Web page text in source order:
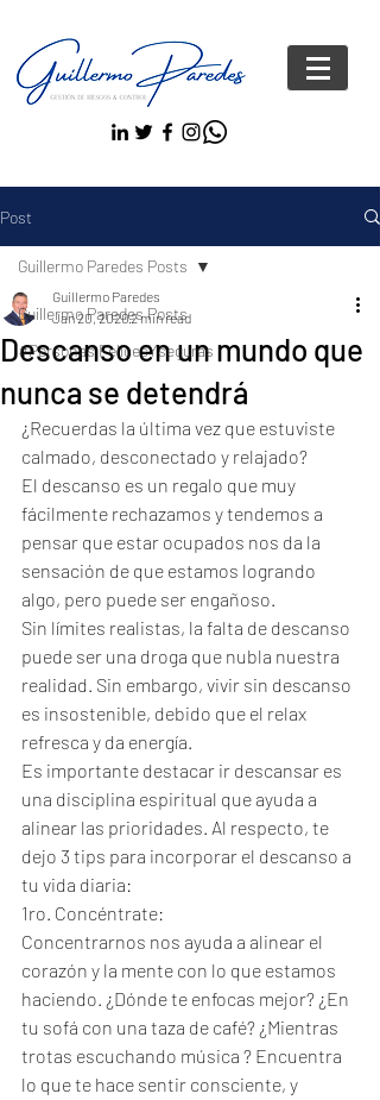
Post
Guillermo Paredes Posts
#Personas FelicesYseguras
Guillermo Paredes Posts
Descanso en un mundo que
nunca se detendrá
Guillermo Paredes
Jan 20, 20202 min read
¿Recuerdas la última vez que estuviste
calmado, desconectado y relajado?
El descanso es un regalo que muy
fácilmente rechazamos y tendemos a
pensar que estar ocupados nos da la
sensación de que estamos logrando
algo, pero puede ser engañoso.
Sin límites realistas, la falta de descanso
puede ser una droga que nubla nuestra
realidad. Sin embargo, vivir sin descanso
es insostenible, debido que el relax
refresca y da energía.
Es importante destacar ir descansar es
una disciplina espiritual que ayuda a
alinear las prioridades. Al respecto, te
dejo 3 tips para incorporar el descanso a
tu vida diaria:
1ro. Concéntrate:
Concentrarnos nos ayuda a alinear el
corazón y la mente con lo que estamos
haciendo. ¿Dónde te enfocas mejor? ¿En
tu sofá con una taza de café? ¿Mientras
trotas escuchando música ? Encuentra
lo que te hace sentir consciente, y